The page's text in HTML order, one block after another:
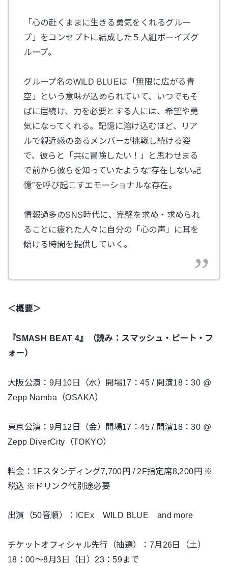
「心の赴くままに生きる勇気をくれるグルー
プ」をコンセプトに結成した５人組ボーイズグ
ループ。
グループ名のWILD BLUEは「無限に広がる青
空」という意味が込められていて、いつでもそ
ばに居続け、力を必要とする人には、希望や勇
気になってくれる。記憶に溶け込むほど、リア
ルで親近感のあるメンバーが挑戦し続ける姿
で、彼らと「共に冒険したい！」と思わせまる
で前から彼らを知っていたような“存在しない記
憶”を呼び起こすエモーショナルな存在。
情報過多のSNS時代に、完璧を求め・求められ
ることに疲れた人々に自分の「心の声」に耳を
傾ける時間を提供していく。
＜概要＞
『SMASH BEAT 4』（読み：スマッシュ・ビート・フ
ォー）
大阪公演：9月10日（水）開場17：45 / 開演18：30 @
Zepp Namba（OSAKA）
東京公演：9月12日（金）開場17：45 / 開演18：30 @
Zepp DiverCity（TOKYO）
料金：1Fスタンディング7,700円 / 2F指定席8,200円 ※
税込 ※ドリンク代別途必要
出演（50音順）：ICEx WILD BLUE and more
チケットオフィシャル先行（抽選）：7月26日（土）
18：00～8月3日（日）23：59まで